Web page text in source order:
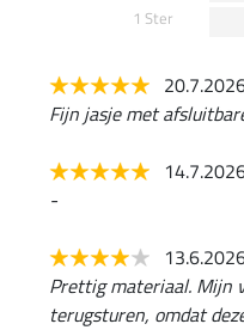
1 Ster
Fijn jasje met
-
Prettig materiaal. Mijn
terugsturen, omdat